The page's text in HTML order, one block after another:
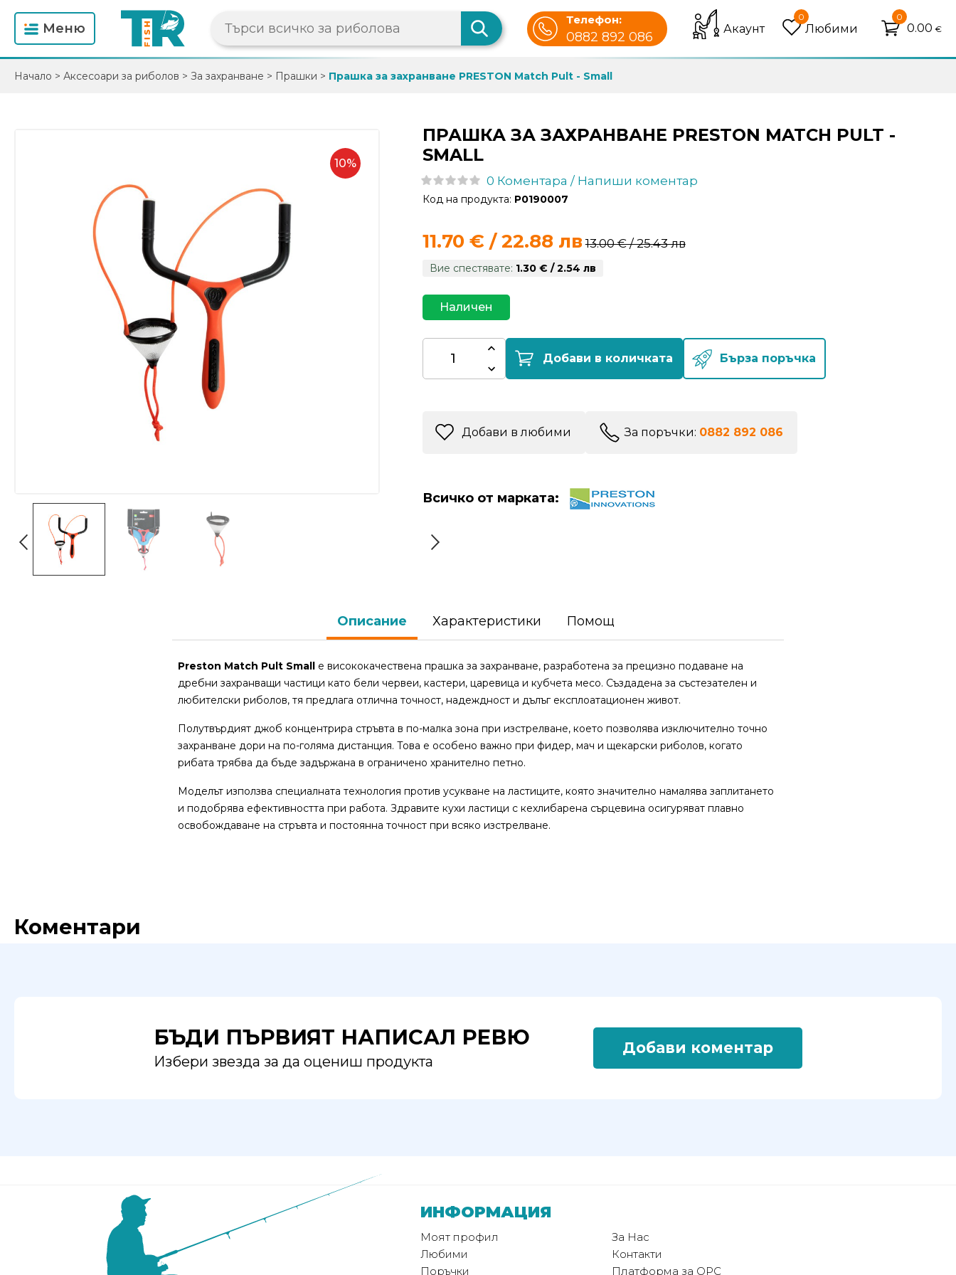
Mеню
Телефон:
0882 892 086
Акаунт
0
Любими
0
0.00 €
Начало > Аксесоари за риболов > За захранване > Прашки > Прашка за захранване PRESTON Match Pult - Small
10%
ПРАШКА ЗА ЗАХРАНВАНЕ PRESTON MATCH PULT -
SMALL
0 Коментара / Напиши коментар
Код на продукта: P0190007
11.70 € / 22.88 лв 13.00 € / 25.43 лв
Вие спестявате: 1.30 € / 2.54 лв
Наличен
Добави в количката Бърза поръчка
Добави в любими За поръчки: 0882 892 086
Всичко от марката:
Описание Характеристики Помощ
Preston Match Pult Smallе висококачествена прашка за захранване, разработена за прецизно подаване на
дребни захранващи частици като бели червеи, кастери, царевица и кубчета месо. Създадена за състезателен и
любителски риболов, тя предлага отлична точност, надеждност и дълъг експлоатационен живот.
Полутвърдият джоб концентрира стръвта в по-малка зона при изстрелване, което позволява изключително точно
захранване дори на по-голяма дистанция. Това е особено важно при фидер, мач и щекарски риболов, когато
рибата трябва да бъде задържана в ограничено хранително петно.
Моделът използва специалната технология против усукване на ластиците, която значително намалява заплитането
и подобрява ефективността при работа. Здравите кухи ластици с кехлибарена сърцевина осигуряват плавно
освобождаване на стръвта и постоянна точност при всяко изстрелване.
Коментари
БЪДИ ПЪРВИЯТ НАПИСАЛ РЕВЮ
Избери звезда за да оцениш продукта
Добави коментар
ИНФОРМАЦИЯ
Моят профил
Любими
Поръчки
За Нас
Контакти
Платформа за ОРС